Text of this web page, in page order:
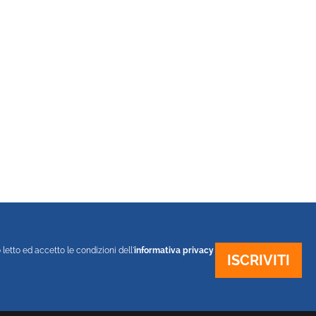
letto ed accetto le condizioni dell'informativa privacy